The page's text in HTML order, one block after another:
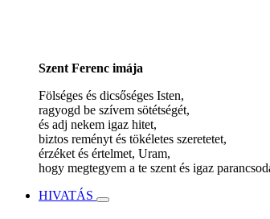
Szent Ferenc imája
Fölséges és dicsőséges Isten,
ragyogd be szívem sötétségét,
és adj nekem igaz hitet,
biztos reményt és tökéletes szeretetet,
érzéket és értelmet, Uram,
hogy megtegyem a te szent és igaz
HIVATÁS